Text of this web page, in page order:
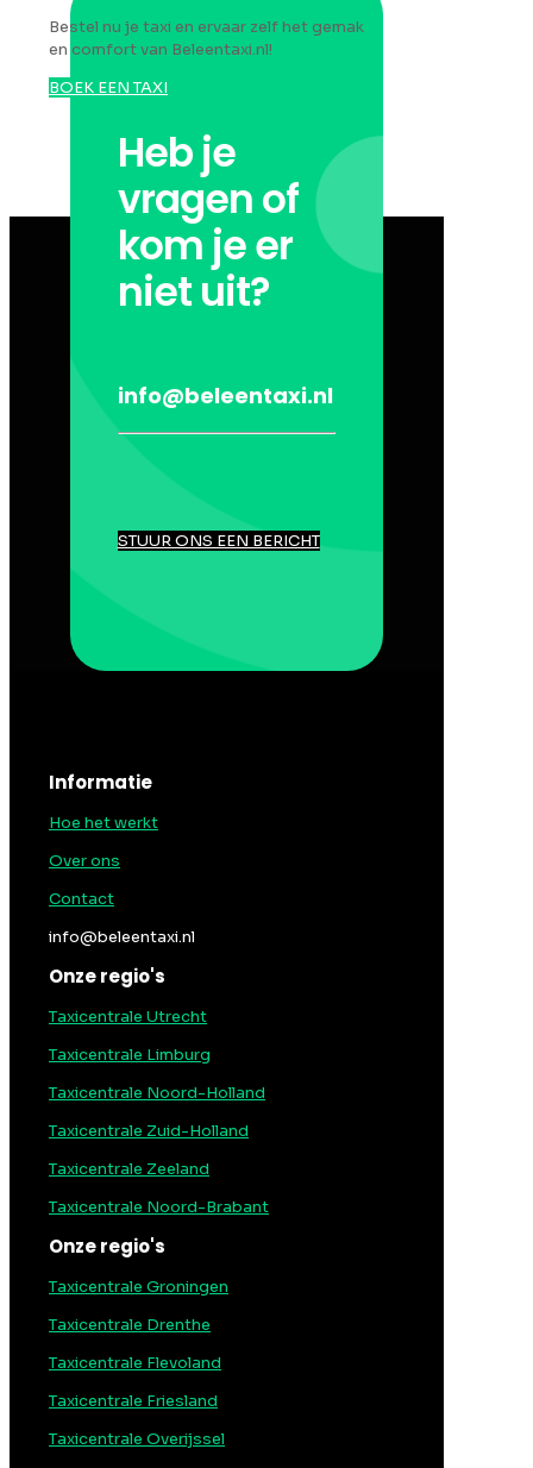
Bestel nu je taxi en ervaar zelf het gemak
en comfort van Beleentaxi.nl!
BOEK EEN TAXI
Heb je
vragen of
kom je er
niet uit?
info@beleentaxi.nl
STUUR ONS EEN BERICHT
Informatie
Hoe het werkt
Over ons
Contact
info@beleentaxi.nl
Onze regio's
Taxicentrale Utrecht
Taxicentrale Limburg
Taxicentrale Noord-Holland
Taxicentrale Zuid-Holland
Taxicentrale Zeeland
Taxicentrale Noord-Brabant
Onze regio's
Taxicentrale Groningen
Taxicentrale Drenthe
Taxicentrale Flevoland
Taxicentrale Friesland
Taxicentrale Overijssel